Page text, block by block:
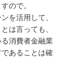
ので。
を活用して、
は言っても、
消費者金融業
あることは確